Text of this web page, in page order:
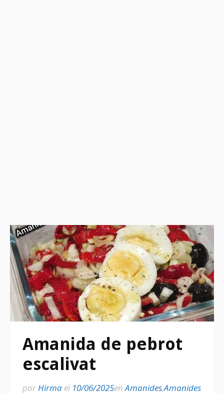
Amanida de pebrot
escalivat
porHirma el 10/06/2025enAmanides,Amanides